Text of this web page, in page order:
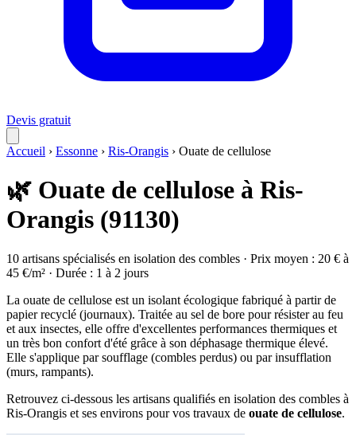
Devis gratuit
Accueil › Essonne › Ris-Orangis › Ouate de cellulose
🌿 Ouate de cellulose à Ris-
Orangis (91130)
10 artisans spécialisés en isolation des combles · Prix moyen : 20 € à
45 €/m² · Durée : 1 à 2 jours
La ouate de cellulose est un isolant écologique fabriqué à partir de
papier recyclé (journaux). Traitée au sel de bore pour résister au feu
et aux insectes, elle offre d'excellentes performances thermiques et
un très bon confort d'été grâce à son déphasage thermique élevé.
Elle s'applique par soufflage (combles perdus) ou par insufflation
(murs, rampants).
Retrouvez ci-dessous les artisans qualifiés en isolation des combles à
Ris-Orangis et ses environs pour vos travaux de ouate de cellulose.